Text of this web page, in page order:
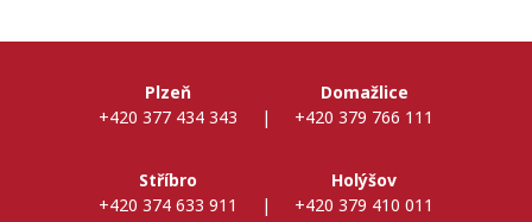
Plzeň
+420 377 434 343
|
Domažlice
+420 379 766 111
Stříbro
+420 374 633 911
|
Holýšov
+420 379 410 011